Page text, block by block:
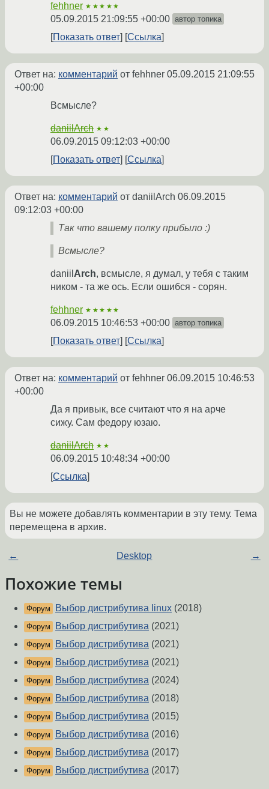
fehhner ★★★★★
05.09.2015 21:09:55 +00:00 автор топика
Показать ответ Ссылка
Ответ на: комментарий от fehhner 05.09.2015 21:09:55
+00:00
Всмысле?
daniilArch ★★
06.09.2015 09:12:03 +00:00
Показать ответ
Ссылка
Ответ на: комментарий от daniilArch 06.09.2015
09:12:03 +00:00
Так что вашему полку прибыло :)
Всмысле?
daniil Arch, всмысле, я думал, у тебя с таким
ником - та же ось. Если ошибся - сорян.
fehhner ★★★★★
06.09.2015 10:46:53 +00:00 автор топика
Показать ответ Ссылка
Ответ на: комментарий от fehhner 06.09.2015 10:46:53
+00:00
Да я привык, все считают что я на арче
сижу. Сам федору юзаю.
daniilArch ★★
06.09.2015 10:48:34 +00:00
Ссылка
Вы не можете добавлять комментарии в эту тему. Тема
перемещена в архив.
← Desktop →
Похожие темы
Форум Выбор дистрибутива linux (2018)
Форум Выбор дистрибутива (2021)
Форум Выбор дистрибутива (2021)
Форум Выбор дистрибутива (2021)
Форум Выбор дистрибутива (2024)
Форум Выбор дистрибутива (2018)
Форум Выбор дистрибутива (2015)
Форум Выбор дистрибутива (2016)
Форум Выбор дистрибутива (2017)
Форум Выбор дистрибутива (2017)